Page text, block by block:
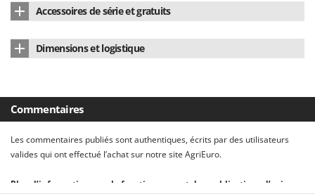
Paterlini
Pramac
R
R.G.V.
Rato
Reber
Redback
Tuyau d'aspiration standard oui
Tuyau rigide d'aspiration
Accessoires de série et gratuits
Dimensions et logistique
Poids net 4.2 Kg
Dimensions emballage(s) original cm (L x l x H)
Poids emballage compris 4.7 Kg
Commentaires
Les commentaires publiés sont authentiques, écrits par des utilisateurs
valides qui ont effectué l’achat sur notre site AgriEuro.
Plus d’informations sur le fonctionnement des publications d’avis sur